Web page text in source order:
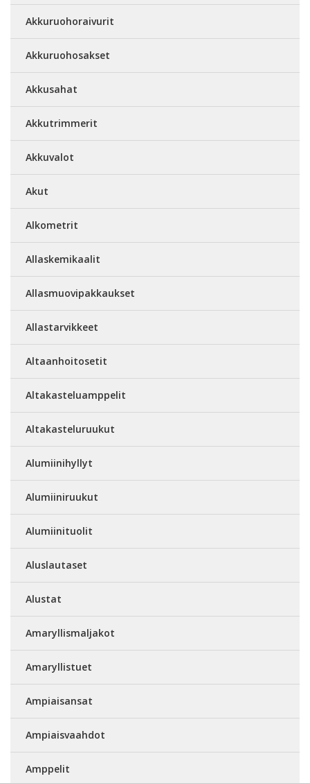
Akkuruohoraivurit
Akkuruohosakset
Akkusahat
Akkutrimmerit
Akkuvalot
Akut
Alkometrit
Allaskemikaalit
Allasmuovipakkaukset
Allastarvikkeet
Altaanhoitosetit
Altakasteluamppelit
Altakasteluruukut
Alumiinihyllyt
Alumiiniruukut
Alumiinituolit
Aluslautaset
Alustat
Amaryllismaljakot
Amaryllistuet
Ampiaisansat
Ampiaisvaahdot
Amppelit